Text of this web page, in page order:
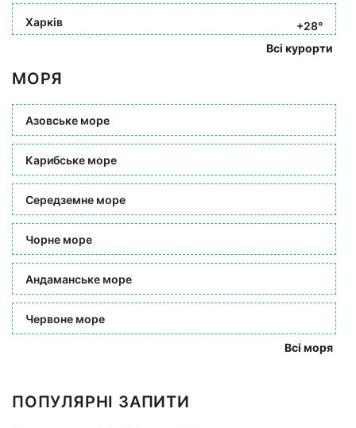
Харків
+28°
Всі курорти
МОРЯ
Азовське море
Карибське море
Середземне море
Чорне море
Андаманське море
Червоне море
Всі моря
ПОПУЛЯРНІ ЗАПИТИ